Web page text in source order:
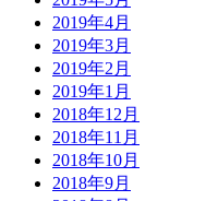
2019年4月
2019年3月
2019年2月
2019年1月
2018年12月
2018年11月
2018年10月
2018年9月